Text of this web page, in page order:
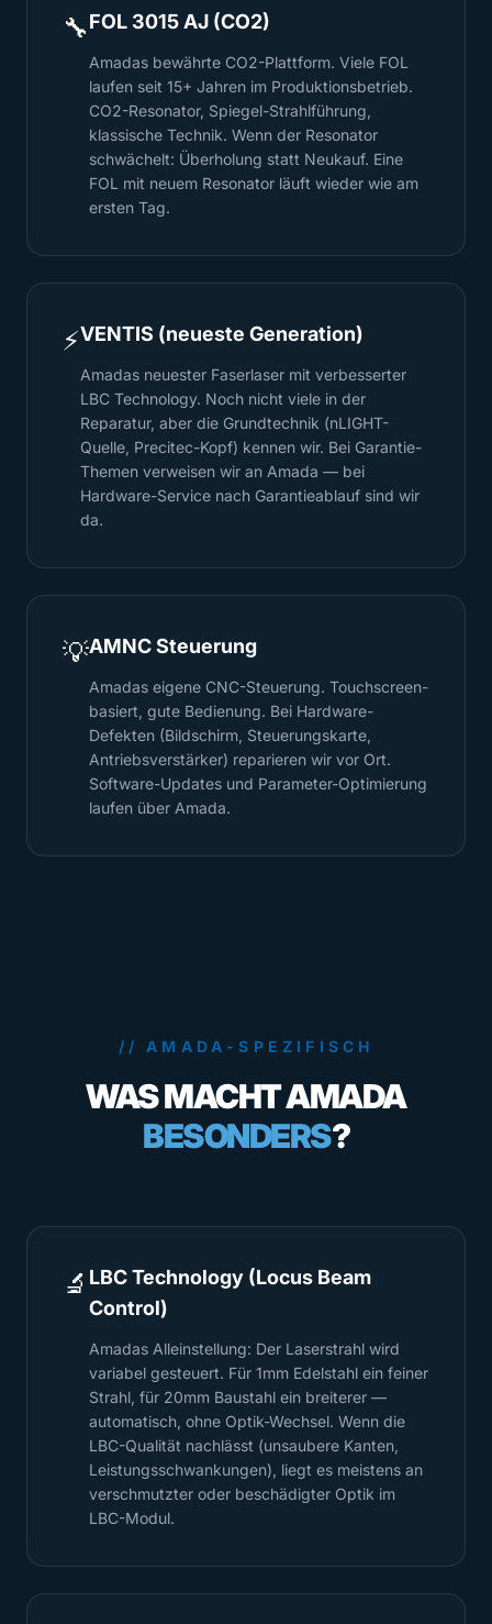
🔧FOL 3015 AJ (CO2)
Amadas bewährte CO2-Plattform. Viele FOL
laufen seit 15+ Jahren im Produktionsbetrieb.
CO2-Resonator, Spiegel-Strahlführung,
klassische Technik. Wenn der Resonator
schwächelt: Überholung statt Neukauf. Eine
FOL mit neuem Resonator läuft wieder wie am
ersten Tag.
⚡VENTIS (neueste Generation)
Amadas neuester Faserlaser mit verbesserter
LBC Technology. Noch nicht viele in der
Reparatur, aber die Grundtechnik (nLIGHT-
Quelle, Precitec-Kopf) kennen wir. Bei Garantie-
Themen verweisen wir an Amada — bei
Hardware-Service nach Garantieablauf sind wir
da.
💡AMNC Steuerung
Amadas eigene CNC-Steuerung. Touchscreen-
basiert, gute Bedienung. Bei Hardware-
Defekten (Bildschirm, Steuerungskarte,
Antriebsverstärker) reparieren wir vor Ort.
Software-Updates und Parameter-Optimierung
laufen über Amada.
// AMADA-SPEZIFISCH
WAS MACHT AMADA
BESONDERS?
🔬 LBC Technology (Locus Beam
Control)
Amadas Alleinstellung: Der Laserstrahl wird
variabel gesteuert. Für 1mm Edelstahl ein feiner
Strahl, für 20mm Baustahl ein breiterer —
automatisch, ohne Optik-Wechsel. Wenn die
LBC-Qualität nachlässt (unsaubere Kanten,
Leistungsschwankungen), liegt es meistens an
verschmutzter oder beschädigter Optik im
LBC-Modul.